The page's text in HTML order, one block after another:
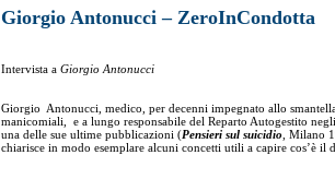
Giorgio Antonucci – ZeroInCondotta
Intervista a Giorgio Antonucci
Giorgio Antonucci, medico, per decenni impegnato allo
manicomiali, e a lungo responsabile del Reparto Autogestito
una delle sue ultime pubblicazioni (Pensieri sul suicidio , Milano
chiarisce in modo esemplare alcuni concetti utili a capire cos’è il